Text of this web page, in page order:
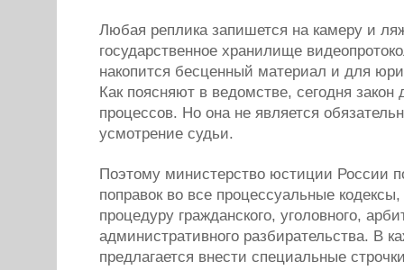
Любая реплика запишется на камеру и
государственное хранилище
накопится бесценный материал и для
Как поясняют в ведомстве, сегодня закон
процессов. Но она не является
усмотрение судьи.
Поэтому министерство юстиции России
поправок во все процессуальные
процедуру гражданского, уголовного,
административного разбирательства. В
предлагается внести специальные